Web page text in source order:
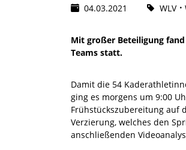
04.03.2021 WLV
Mit großer Beteiligung
Teams statt.
Damit die 54
ging es morgens um 9:00
Frühstückszubereitung auf
Verzierung, welches den
anschließenden